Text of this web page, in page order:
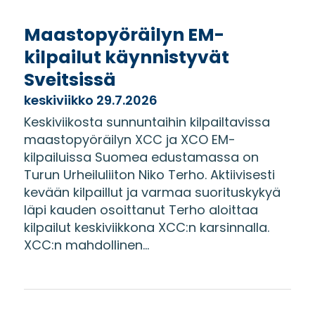
Maastopyöräilyn EM-
kilpailut käynnistyvät
Sveitsissä
keskiviikko 29.7.2026
Keskiviikosta sunnuntaihin kilpailtavissa
maastopyöräilyn XCC ja XCO EM-
kilpailuissa Suomea edustamassa on
Turun Urheiluliiton Niko Terho. Aktiivisesti
kevään kilpaillut ja varmaa suorituskykyä
läpi kauden osoittanut Terho aloittaa
kilpailut keskiviikkona XCC:n karsinnalla.
XCC:n mahdollinen...